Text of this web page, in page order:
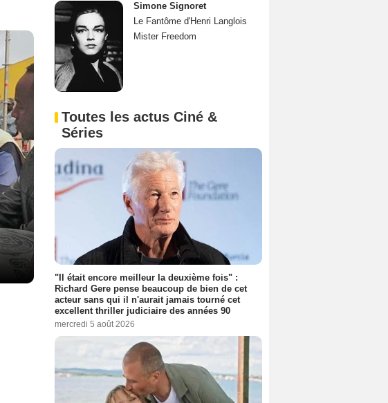
Simone Signoret
Le Fantôme d'Henri Langlois
Mister Freedom
Toutes les actus Ciné &
Séries
"Il était encore meilleur la deuxième fois" :
Richard Gere pense beaucoup de bien de cet
acteur sans qui il n'aurait jamais tourné cet
excellent thriller judiciaire des années 90
mercredi 5 août 2026